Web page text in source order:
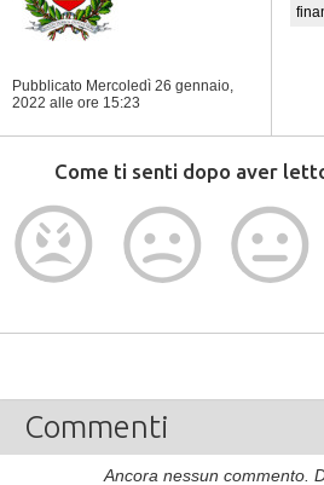
Pubblicato Mercoledì 26 gennaio,
2022 alle ore 15:23
Come ti senti dopo aver
Commenti
Ancora nessun commento.